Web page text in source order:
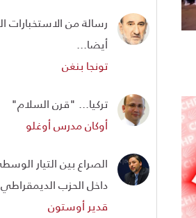
أيضا...
تونجا بنغن
تركيا... "قرن السلام"
أوكان مدرس أوغلو
الصراع بين التيار
داخل الحزب الديمقراطي
قدير أوستون